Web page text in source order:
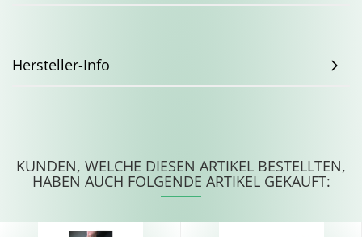
Hersteller-Info
KUNDEN, WELCHE DIESEN ARTIKEL BESTELLTEN,
HABEN AUCH FOLGENDE ARTIKEL GEKAUFT: